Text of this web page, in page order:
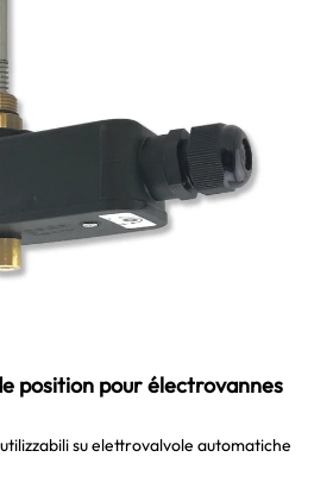
position pour électrovannes
su elettrovalvole automatiche